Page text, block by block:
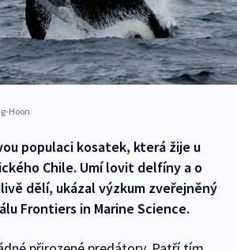
Hoon
populaci kosatek, která žije u
Chile. Umí lovit delfíny a o
dělí, ukázal výzkum zveřejněný
Frontiers in Marine Science.